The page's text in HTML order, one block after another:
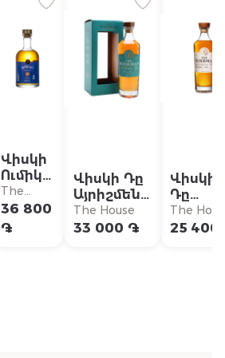
Վիսկի
Ումիկի,
Օկեան
Ֆյուզդ
The
House
36 800
֏
Վիսկի Դը
Այրիշմեն
Քըրիբիան
քասկ
The House
33 000 ֏
Վիսկի
Դը
Դը
The
25 400